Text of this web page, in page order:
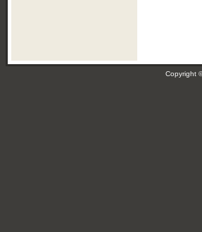
Copyright